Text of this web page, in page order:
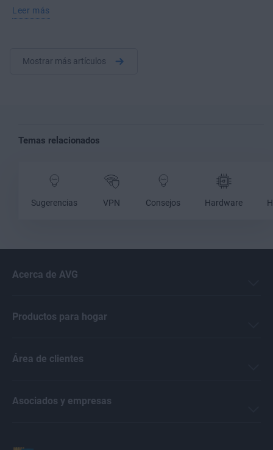
Leer más
Mostrar más artículos
Temas relacionados
Sugerencias VPN Consejos Hardware
Acerca de AVG
Productos para hogar
Área de clientes
Asociados y empresas